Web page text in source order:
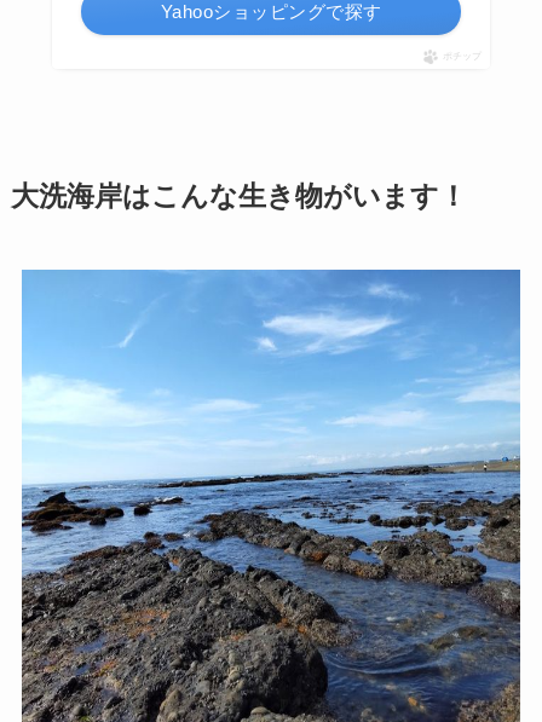
Yahooショッピングで探す
ポチップ
大洗海岸はこんな生き物がいます！